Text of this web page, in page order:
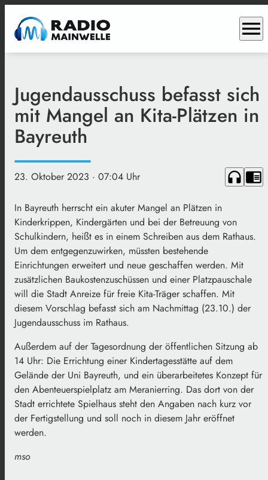
menu
Jugendausschuss befasst sich
mit Mangel an Kita-Plätzen in
Bayreuth
23. Oktober 2023 · 07:04 Uhr headphones chrome_reader_mode
In Bayreuth herrscht ein akuter Mangel an Plätzen in
Kinderkrippen, Kindergärten und bei der Betreuung von
Schulkindern, heißt es in einem Schreiben aus dem Rathaus.
Um dem entgegenzuwirken, müssten bestehende
Einrichtungen erweitert und neue geschaffen werden. Mit
zusätzlichen Baukostenzuschüssen und einer Platzpauschale
will die Stadt Anreize für freie Kita-Träger schaffen. Mit
diesem Vorschlag befasst sich am Nachmittag (23.10.) der
Jugendausschuss im Rathaus.
Außerdem auf der Tagesordnung der öffentlichen Sitzung ab
14 Uhr: Die Errichtung einer Kindertagesstätte auf dem
Gelände der Uni Bayreuth, und ein überarbeitetes Konzept für
den Abenteuerspielplatz am Meranierring. Das dort von der
Stadt errichtete Spielhaus steht den Angaben nach kurz vor
der Fertigstellung und soll noch in diesem Jahr eröffnet
werden.
mso